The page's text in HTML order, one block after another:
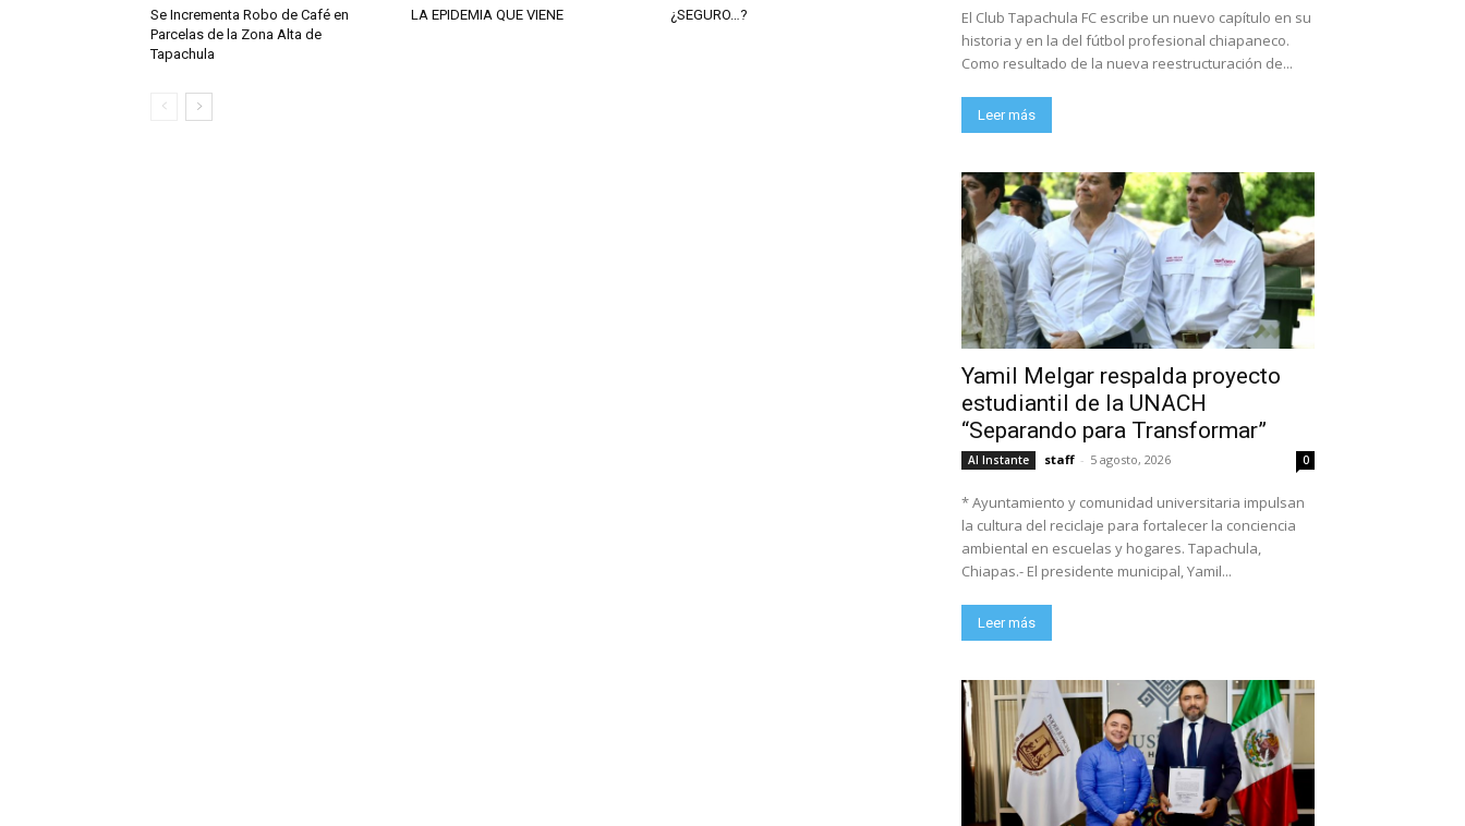
Se Incrementa Robo de Café en
Parcelas de la Zona Alta de
Tapachula
LA EPIDEMIA QUE VIENE ¿SEGURO…?
El Club Tapachula FC escribe un nuevo capítulo en su
historia y en la del fútbol profesional chiapaneco.
Como resultado de la nueva reestructuración de...
Leer más
Yamil Melgar respalda proyecto
estudiantil de la UNACH
“Separando para Transformar”
Al Instante staff - 5 agosto, 2026 0
* Ayuntamiento y comunidad universitaria impulsan
la cultura del reciclaje para fortalecer la conciencia
ambiental en escuelas y hogares. Tapachula,
Chiapas.- El presidente municipal, Yamil...
Leer más